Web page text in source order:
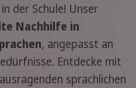
der Schule! Unser
Nachhilfe in
, angepasst an
Entdecke mit
sprachlichen